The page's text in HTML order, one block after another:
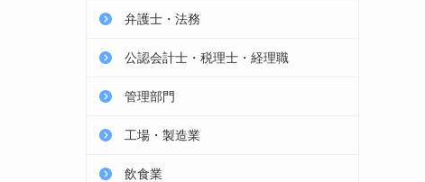
弁護士・法務
公認会計士・税理士・経理職
管理部門
工場・製造業
飲食業